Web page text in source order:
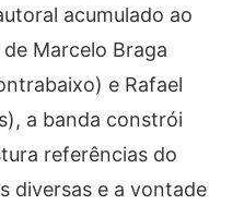
acumulado ao
Marcelo Braga
e Rafael
a banda constrói
referências do
diversas e a vontade